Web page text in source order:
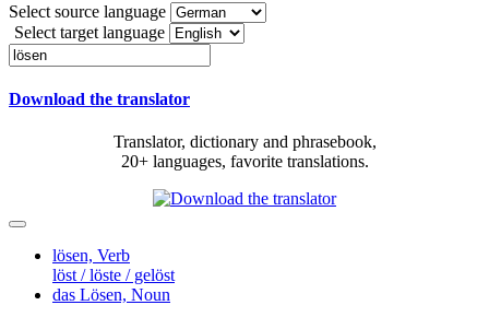
Select source language
Select target language
Download the translator
Translator, dictionary and phrasebook,
20+ languages, favorite translations.
lösen, Verb
löst / löste / gelöst
das Lösen, Noun